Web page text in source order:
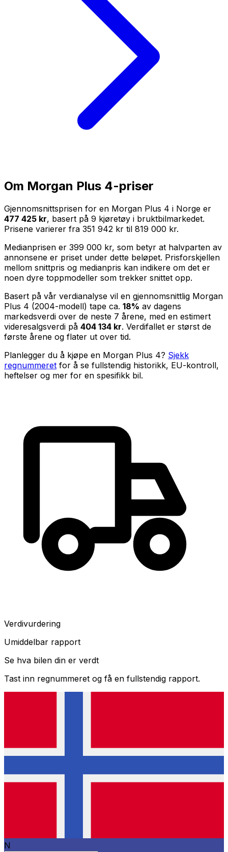
Om Morgan Plus 4-priser
Gjennomsnittsprisen for en Morgan Plus 4 i Norge er
477 425 kr, basert på 9 kjøretøy i bruktbilmarkedet.
Prisene varierer fra 351 942 kr til 819 000 kr.
Medianprisen er 399 000 kr, som betyr at halvparten av
annonsene er priset under dette beløpet. Prisforskjellen
mellom snittpris og medianpris kan indikere om det er
noen dyre toppmodeller som trekker snittet opp.
Basert på vår verdianalyse vil en gjennomsnittlig Morgan
Plus 4 (2004-modell) tape ca. 18% av dagens
markedsverdi over de neste 7 årene, med en estimert
videresalgsverdi på 404 134 kr. Verdifallet er størst de
første årene og flater ut over tid.
Planlegger du å kjøpe en Morgan Plus 4? Sjekk
regnummeret for å se fullstendig historikk, EU-kontroll,
heftelser og mer for en spesifikk bil.
Verdivurdering
Umiddelbar rapport
Se hva bilen din er verdt
Tast inn regnummeret og få en fullstendig rapport.
N